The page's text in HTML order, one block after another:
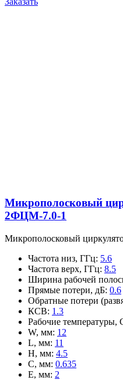
Микрополосковый
2ФЦМ-7.0-1
Микрополосковый
Частота низ, ГГц: 5.6
Частота верх, ГГц: 8.5
Ширина рабочей
Прямые потери, дБ: 0.6
Обратные потери
КСВ: 1.3
Рабочие температуры,
W, мм: 12
L, мм: 11
H, мм: 4.5
C, мм: 0.635
E, мм: 2